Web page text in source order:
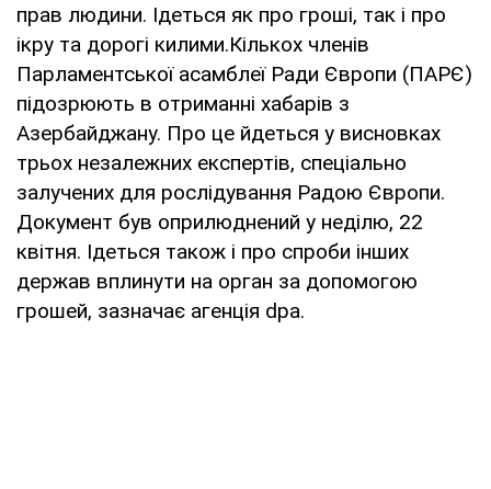
прав людини. Ідеться як про гроші, так і про
ікру та дорогі килими.Кількох членів
Парламентської асамблеї Ради Європи (ПАРЄ)
підозрюють в отриманні хабарів з
Азербайджану. Про це йдеться у висновках
трьох незалежних експертів, спеціально
залучених для рослідування Радою Європи.
Документ був оприлюднений у неділю, 22
квітня. Ідеться також і про спроби інших
держав вплинути на орган за допомогою
грошей, зазначає агенція dpa.